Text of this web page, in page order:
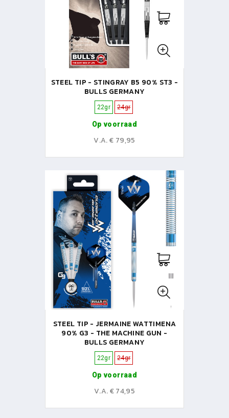
STEEL TIP - STINGRAY B5 90% ST3 -
BULLS GERMANY
22gr 24gr
Op voorraad
V.A. € 79,95
STEEL TIP - JERMAINE WATTIMENA
90% G3 - THE MACHINE GUN -
BULLS GERMANY
22gr 24gr
Op voorraad
V.A. € 74,95